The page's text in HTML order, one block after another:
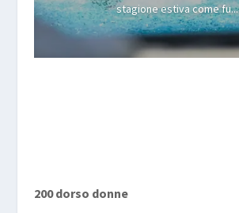
stagione estiva come fu...
200 dorso donne